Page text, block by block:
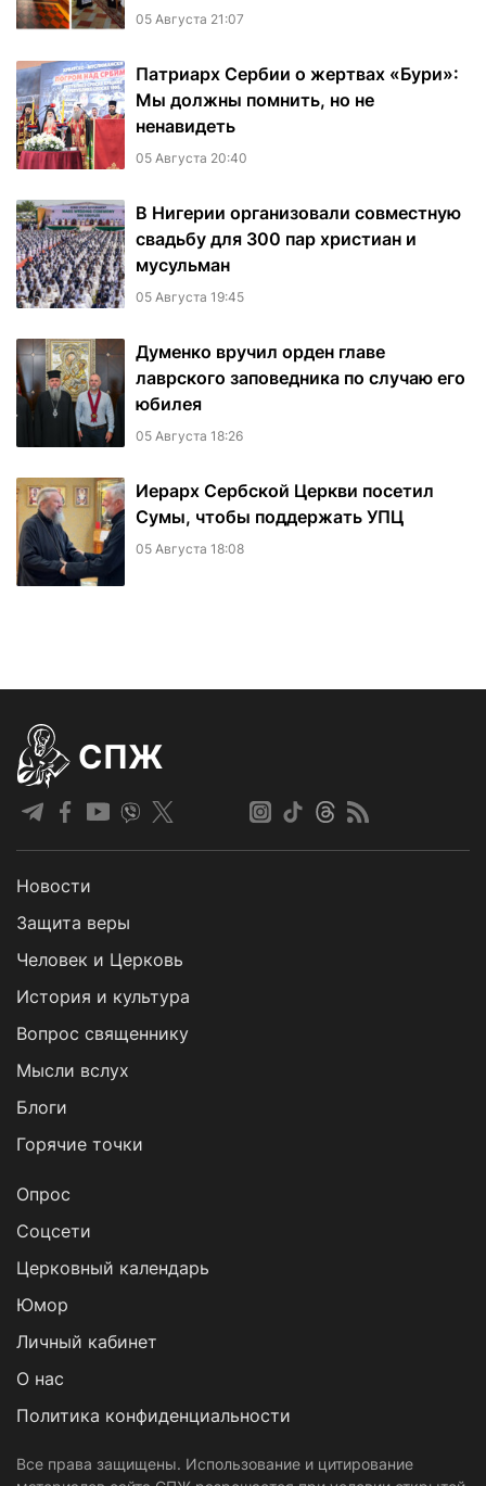
05 Августа 21:07
Патриарх Сербии о жертвах «Бури»:
Мы должны помнить, но не
ненавидеть
05 Августа 20:40
В Нигерии организовали совместную
свадьбу для 300 пар христиан и
мусульман
05 Августа 19:45
Думенко вручил орден главе
лаврского заповедника по случаю его
юбилея
05 Августа 18:26
Иерарх Сербской Церкви посетил
Сумы, чтобы поддержать УПЦ
05 Августа 18:08
СПЖ
Новости
Защита веры
Человек и Церковь
История и культура
Вопрос священнику
Мысли вслух
Блоги
Горячие точки
Опрос
Cоцсети
Церковный календарь
Юмор
Личный кабинет
О нас
Политика конфиденциальности
Все права защищены. Использование и цитирование